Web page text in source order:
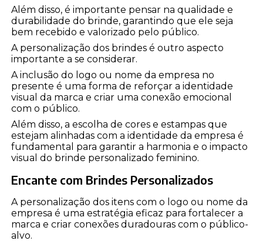
Além disso, é importante pensar na qualidade e
durabilidade do brinde, garantindo que ele seja
bem recebido e valorizado pelo público.
A personalização dos brindes é outro aspecto
importante a se considerar.
A inclusão do logo ou nome da empresa no
presente é uma forma de reforçar a identidade
visual da marca e criar uma conexão emocional
com o público.
Além disso, a escolha de cores e estampas que
estejam alinhadas com a identidade da empresa é
fundamental para garantir a harmonia e o impacto
visual do brinde personalizado feminino.
Encante com Brindes Personalizados
A personalização dos itens com o logo ou nome da
empresa é uma estratégia eficaz para fortalecer a
marca e criar conexões duradouras com o público-
alvo.